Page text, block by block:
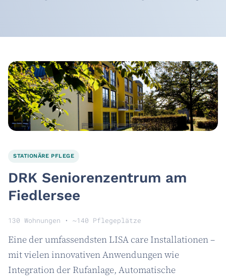
STATIONÄRE PFLEGE
DRK Seniorenzentrum am
Fiedlersee
130 Wohnungen • ~140 Pflegeplätze
Eine der umfassendsten LISA care Installationen –
mit vielen innovativen Anwendungen wie
Integration der Rufanlage, Automatische